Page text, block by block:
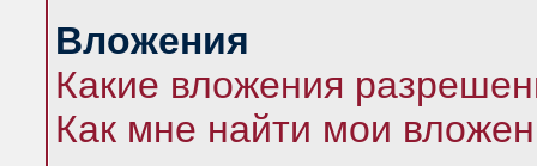
Вложения
Какие вложения
Как мне найти мои